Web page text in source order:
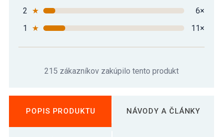
2 ★
6×
1
★ 11×
215 zákazníkov zakúpilo tento produkt
POPIS PRODUKTU NÁVODY A ČLÁNKY